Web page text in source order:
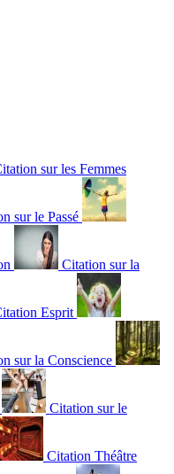
sur les Femmes
sur le Passé
Citation sur la
Esprit
sur la Conscience
Citation sur le
Citation Théâtre